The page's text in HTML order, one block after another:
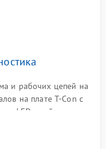
и рабочих цепей на
на плате T-Con с
LED-драйвера и
мультиметром.